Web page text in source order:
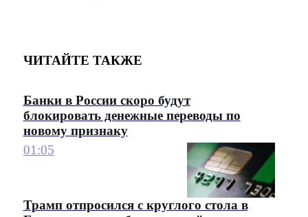
ЧИТАЙТЕ ТАКЖЕ
Банки в России скоро будут
блокировать денежные переводы по
новому признаку
01:05
Трамп отпросился с круглого стола в